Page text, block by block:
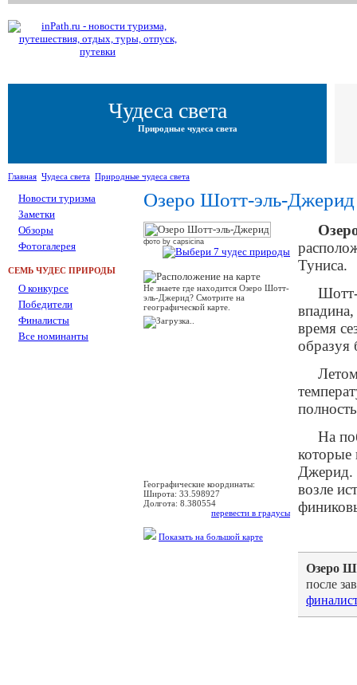
Чудеса света
Природные чудеса света
Главная Чудеса света Природные чудеса света
Новости туризма
Заметки
Обзоры
Фотогалерея
СЕМЬ ЧУДЕС ПРИРОДЫ
О конкурсе
Победители
Финалисты
Все номинанты
Озеро Шотт-эль-
фото by capsicina
Не знаете где находится Озеро Шотт-
эль-Джерид? Смотрите на
географической карте.
Географические координаты:
Широта: 33.598927
Долгота: 8.380554
перевести в градусы
Показать на большой карте
Туниса.
Шотт-
время
образуя
На
которые
Джерид.
возле
Озеро
после